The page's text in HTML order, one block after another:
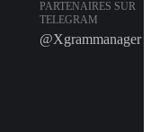
PARTENAIRES SUR
TELEGRAM
@Xgrammanager